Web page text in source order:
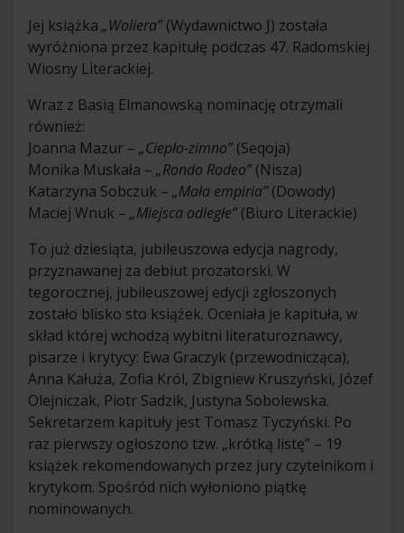
Jej książka „Woliera”(Wydawnictwo J) została
wyróżniona przez kapitułę podczas 47. Radomskiej
Wiosny Literackiej.
Wraz z Basią Elmanowską nominację otrzymali
również:
Joanna Mazur – „Ciepło-zimno”(Seqoja)
Monika Muskała – „Rondo Rodeo”(Nisza)
Katarzyna Sobczuk – „Mała empiria”(Dowody)
Maciej Wnuk – „Miejsca odległe”(Biuro Literackie)
To już dziesiąta, jubileuszowa edycja nagrody,
przyznawanej za debiut prozatorski. W
tegorocznej, jubileuszowej edycji zgłoszonych
zostało blisko sto książek. Oceniała je kapituła, w
skład której wchodzą wybitni literaturoznawcy,
pisarze i krytycy: Ewa Graczyk (przewodnicząca),
Anna Kałuża, Zofia Król, Zbigniew Kruszyński, Józef
Olejniczak, Piotr Sadzik, Justyna Sobolewska.
Sekretarzem kapituły jest Tomasz Tyczyński. Po
raz pierwszy ogłoszono tzw. „krótką listę” – 19
książek rekomendowanych przez jury czytelnikom i
krytykom. Spośród nich wyłoniono piątkę
nominowanych.